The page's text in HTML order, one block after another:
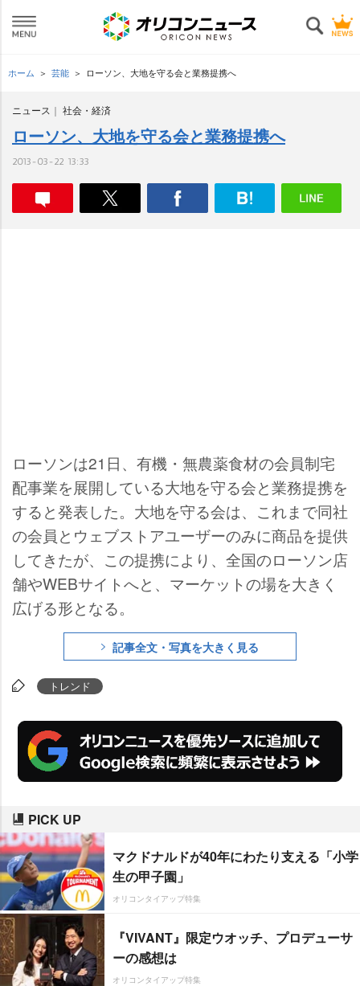
ホーム 芸能 ローソン、大地を守る会と業務提携へ
ニュース 社会・経済
ローソン、大地を守る会と業務提携へ
2013-03-22 13:33
ローソンは21日、有機・無農薬食材の会員制宅
配事業を展開している大地を守る会と業務提携を
すると発表した。大地を守る会は、これまで同社
の会員とウェブストアユーザーのみに商品を提供
してきたが、この提携により、全国のローソン店
舗やWEBサイトへと、マーケットの場を大きく
広げる形となる。
記事全文・写真を大きく見る
トレンド
PICK UP
マクドナルドが40年にわたり支える「小学
生の甲子園」
オリコンタイアップ特集
『VIVANT』限定ウオッチ、プロデューサ
ーの感想は
オリコンタイアップ特集